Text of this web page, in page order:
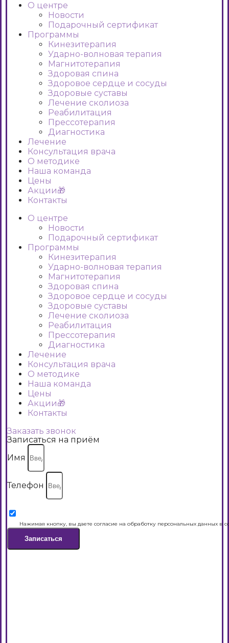
О центре
Новости
Подарочный сертификат
Программы
Кинезитерапия
Ударно-волновая терапия
Магнитотерапия
Здоровая спина
Здоровое сердце и сосуды
Здоровые суставы
Лечение сколиоза
Реабилитация
Прессотерапия
Диагностика
Лечение
Консультация врача
О методике
Наша команда
Цены
Акции🎁
Контакты
О центре
Новости
Подарочный сертификат
Программы
Кинезитерапия
Ударно-волновая терапия
Магнитотерапия
Здоровая спина
Здоровое сердце и сосуды
Здоровые суставы
Лечение сколиоза
Реабилитация
Прессотерапия
Диагностика
Лечение
Консультация врача
О методике
Наша команда
Цены
Акции🎁
Контакты
Заказать звонок
Записаться на приём
Имя
Телефон
Нажимая кнопку, вы даете согласие на обработку персональных данных в
Записаться